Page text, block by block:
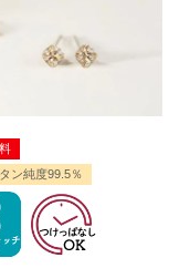
ン純度99.5％